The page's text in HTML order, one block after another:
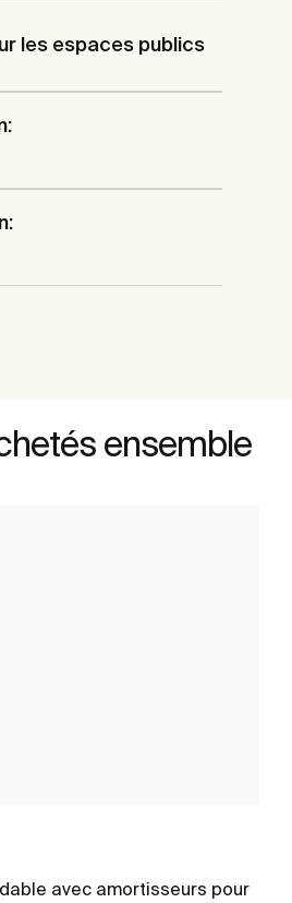
les espaces publics
ensemble
avec amortisseurs pour